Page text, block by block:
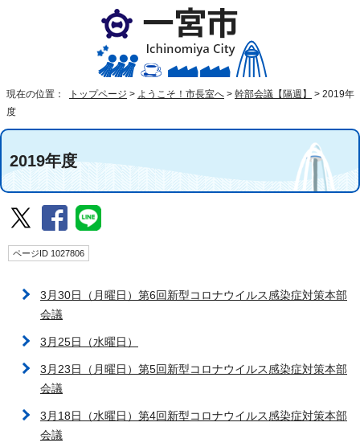
現在の位置： トップページ > ようこそ！市長室へ > 幹部会議【隔週】 > 2019年
度
2019年度
ページID 1027806
3月30日（月曜日）第6回新型コロナウイルス感染症対策本部
会議
3月25日（水曜日）
3月23日（月曜日）第5回新型コロナウイルス感染症対策本部
会議
3月18日（水曜日）第4回新型コロナウイルス感染症対策本部
会議